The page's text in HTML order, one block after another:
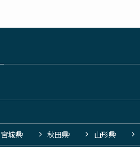
宮城県 秋田県 山形県